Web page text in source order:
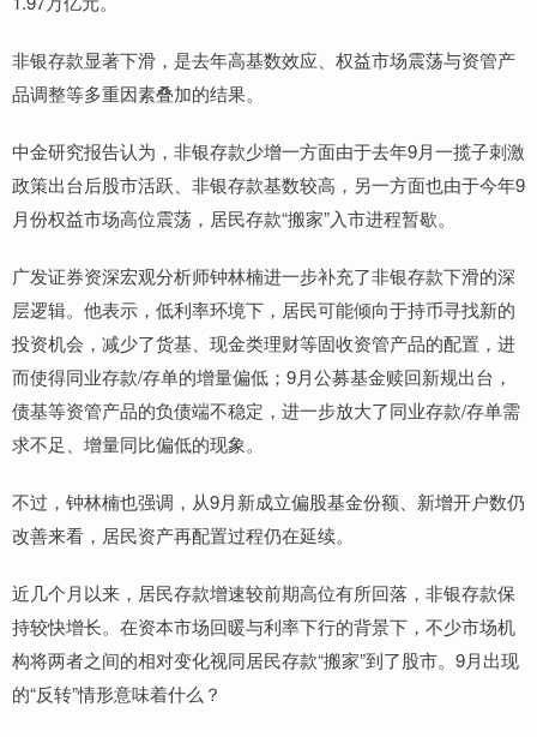
非银存款显著下滑，是去年高基数效应、权益市场震荡与资管产
品调整等多重因素叠加的结果。
中金研究报告认为，非银存款少增一方面由于去年9月一揽子刺激
政策出台后股市活跃、非银存款基数较高，另一方面也由于今年9
月份权益市场高位震荡，居民存款“搬家”入市进程暂歇。
广发证券资深宏观分析师钟林楠进一步补充了非银存款下滑的深
层逻辑。他表示，低利率环境下，居民可能倾向于持币寻找新的
投资机会，减少了货基、现金类理财等固收资管产品的配置，进
而使得同业存款/存单的增量偏低；9月公募基金赎回新规出台，
债基等资管产品的负债端不稳定，进一步放大了同业存款/存单需
求不足、增量同比偏低的现象。
不过，钟林楠也强调，从9月新成立偏股基金份额、新增开户数仍
改善来看，居民资产再配置过程仍在延续。
近几个月以来，居民存款增速较前期高位有所回落，非银存款保
持较快增长。在资本市场回暖与利率下行的背景下，不少市场机
构将两者之间的相对变化视同居民存款“搬家”到了股市。9月出现
的“反转”情形意味着什么？